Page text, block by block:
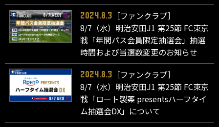
2024.8.3
［ファンクラブ］
8/7（水）明治安田J1 第25節 FC東京
戦「年間パス会員限定抽選会」抽選
時間および当選数変更のお知らせ
2024.8.3
［ファンクラブ］
8/7（水）明治安田J1 第25節 FC東京
戦「ロート製薬 presentsハーフタイ
ム抽選会DX」について